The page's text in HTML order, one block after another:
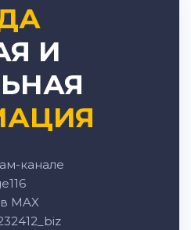
И
канале
MAX